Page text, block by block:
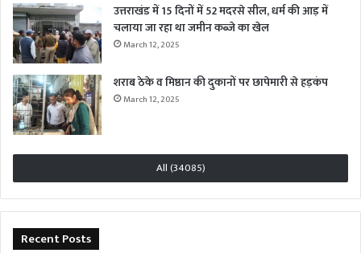
उत्तराखंड में 15 दिनों में 52 मदरसे सील, धर्म की आड़ में
चलाया जा रहा था जमीन कब्जे का खेल
March 12, 2025
शराब ठेके व मिष्ठान की दुकानों पर छापेमारी से हड़कंप
March 12, 2025
All (34085)
Recent Posts